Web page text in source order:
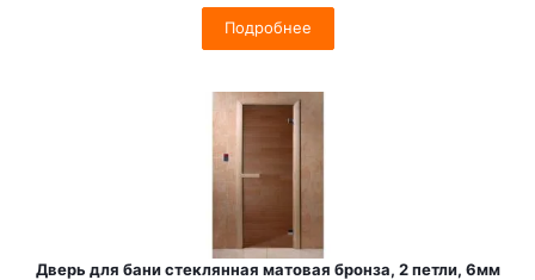
Подробнее
Дверь для бани стеклянная матовая бронза, 2 петли, 6мм